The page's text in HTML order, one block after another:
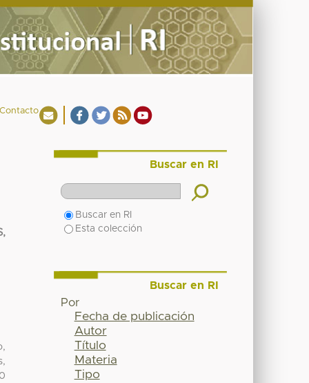
Buscar en RI
Buscar en RI
Esta colección
Buscar en RI
Por
Fecha de publicación
Autor
Título
Materia
Tipo